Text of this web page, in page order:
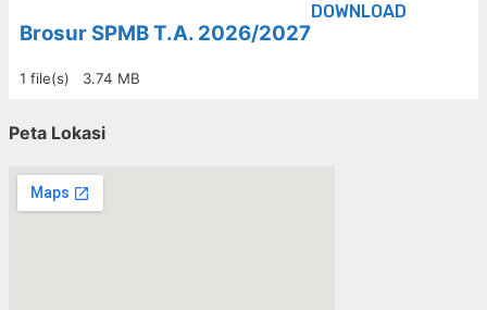
Brosur SPMB T.A. 2026/2027
1 file(s) 3.74 MB
DOWNLOAD
Peta Lokasi